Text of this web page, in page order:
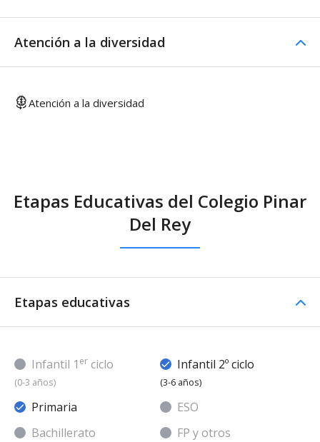
Atención a la diversidad
Atención a la diversidad
Etapas Educativas del Colegio Pinar
Del Rey
Etapas educativas
Infantil 1 er ciclo
(0-3 años)
Infantil 2º ciclo
(3-6 años)
Primaria
ESO
Bachillerato
FP y otros